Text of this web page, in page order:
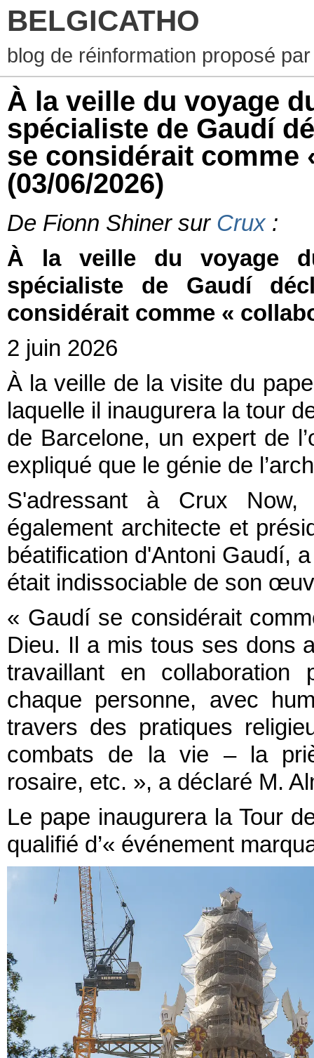
BELGICATHO
blog de réinformation proposé
À la veille du voyage
spécialiste de Gaudí
se considérait comme
(03/06/2026)
De Fionn Shiner sur Crux:
À la veille du voyage
spécialiste de Gaudí
considérait comme «
2 juin 2026
À la veille de la visite du
laquelle il inaugurera la tour
de Barcelone, un expert de
expliqué que le génie de
S'adressant à Crux
également architecte et
béatification d'Antoni Gaudí,
était indissociable de son
« Gaudí se considérait
Dieu. Il a mis tous ses dons
travaillant en
chaque personne, avec
travers des pratiques
combats de la vie – la
rosaire, etc. », a déclaré M.
Le pape inaugurera la Tour
qualifié d’« événement